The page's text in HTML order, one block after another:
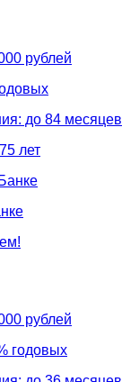
рублей
до 84 месяцев
лет
рублей
годовых